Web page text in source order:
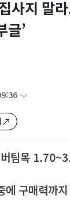
사지 말
글’
팀목
에 구매력까